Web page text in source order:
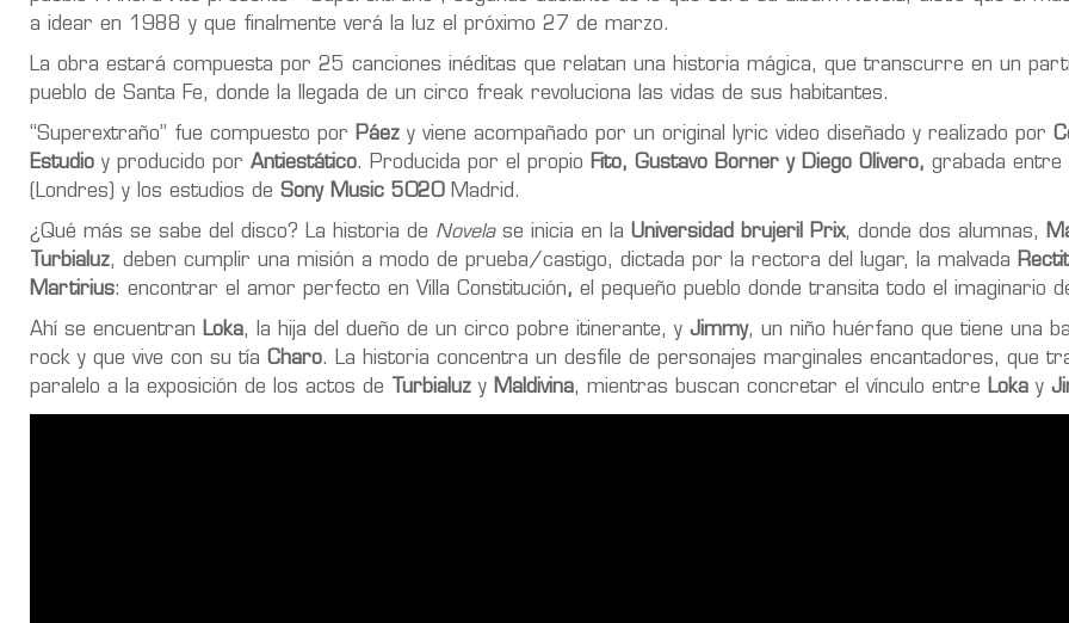
a idear en 1988 y que finalmente verá la luz el próximo 27 de marzo.
La obra estará compuesta por 25 canciones inéditas que relatan una historia mágica, que transcurre en un
pueblo de Santa Fe, donde la llegada de un circo freak revoluciona las vidas de sus habitantes.
“Superextraño” fue compuesto por Páez y viene acompañado por un original lyric video diseñado y realizado por
Estudio y producido por Antiestático. Producida por el propio Fito, Gustavo Borner y Diego Olivero, grabada entre
(Londres) y los estudios de Sony Music 5020Madrid.
¿Qué más se sabe del disco? La historia de Novelase inicia en la Universidad brujeril Prix, donde dos alumnas,
Turbialuz, deben cumplir una misión a modo de prueba/castigo, dictada por la rectora del lugar, la malvada
Martirius: encontrar el amor perfecto en Villa Constitución, el pequeño pueblo donde transita todo el imaginario
Ahí se encuentran Loka, la hija del dueño de un circo pobre itinerante, y Jimmy, un niño huérfano que tiene una
rock y que vive con su tía Charo. La historia concentra un desfile de personajes marginales encantadores, que
paralelo a la exposición de los actos de
Turbialuz y Maldivina, mientras buscan concretar el vínculo entre Loka y